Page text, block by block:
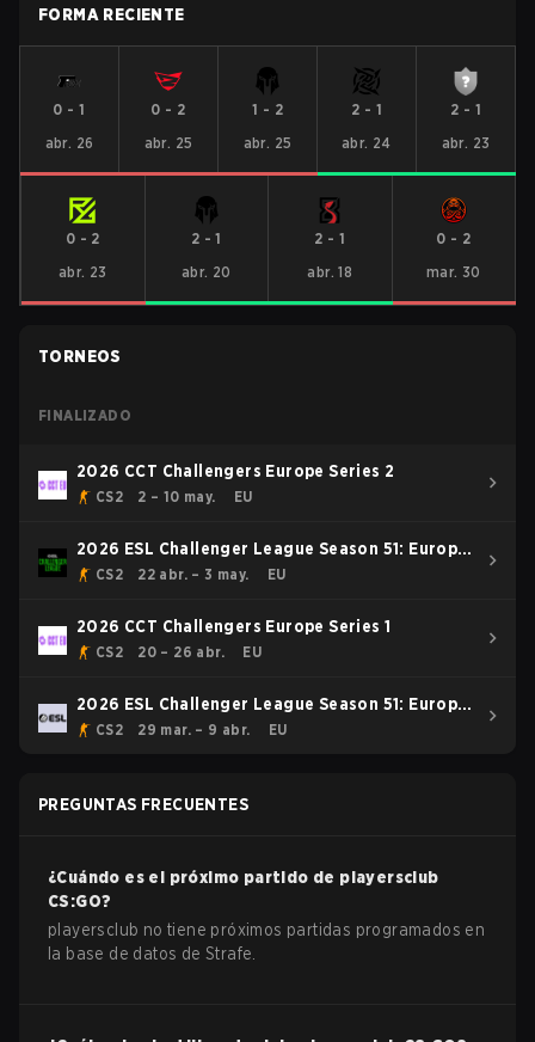
FORMA RECIENTE
0 -1
abr. 26
0 - 2
abr. 25
1 - 2
abr. 25
2 - 1
abr. 24
2 - 1
abr. 23
0 - 2
abr. 23
2 -1
abr. 20
2 - 1
abr. 18
0 - 2
mar. 30
TORNEOS
FINALIZADO
2026 CCT Challengers Europe Series 2
CS2 2 – 10 may. EU
2026 ESL Challenger League Season 51: Europe
- Cup #4
CS2 22 abr. – 3 may. EU
2026 CCT Challengers Europe Series 1
CS2 20 – 26 abr. EU
2026 ESL Challenger League Season 51: Europe
- Cup #3
CS2 29 mar. – 9 abr. EU
PREGUNTAS FRECUENTES
¿Cuándo es el próximo partido de playersclub
CS:GO?
playersclub no tiene próximos partidas programados en
la base de datos de Strafe.